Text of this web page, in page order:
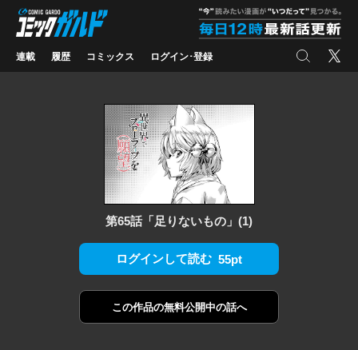
コミックガルド
連載 履歴 コミックス ログイン･登録 検索 X
第65話「足りないもの」(1)
ログインして読む 55pt
この作品の無料公開中の話へ